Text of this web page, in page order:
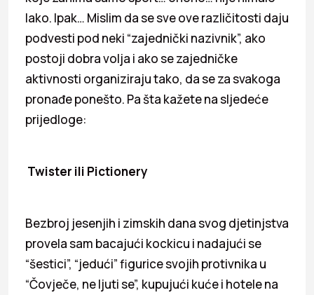
lako. Ipak… Mislim da se sve ove različitosti daju
podvesti pod neki “zajednički nazivnik”, ako
postoji dobra volja i ako se zajedničke
aktivnosti organiziraju tako, da se za svakoga
pronađe ponešto. Pa šta kažete na sljedeće
prijedloge:
Twister ili Pictionery
Bezbroj jesenjih i zimskih dana svog djetinjstva
provela sam bacajući kockicu i nadajući se
“šestici”, “jedući” figurice svojih protivnika u
“Čovječe, ne ljuti se”, kupujući kuće i hotele na